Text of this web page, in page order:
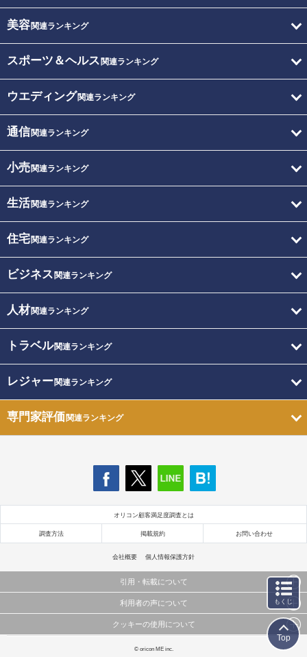
美容関連ランキング
スポーツ＆ヘルス 関連ランキング
ウエディング関連ランキング
通信関連ランキング
小売関連ランキング
生活関連ランキング
住宅関連ランキング
ビジネス 関連ランキング
人材関連ランキング
トラベル関連ランキング
レジャー関連ランキング
専門家評価関連ランキング
オリコン顧客満足度調査とは
調査方法 掲載規約 お問い合わせ
会社概要 個人情報保護方針
引用・転載について
当サイトで公開されている情報（文字、写真、イラスト、画像データ等）及びこれらの配置・
これらの情報を権利者の許可なく無断転載・複製などの二次利用を行うことは固く禁じており
利用者の声について
当サイトに掲載している内容はすべてサービスの利用者が提出された見解・感想です。
弊社の見解・ 意見ではないことをご理解いただいた上でご覧ください。
クッキーの使用について
このサイトでは Cookie を使用して、ユーザーに合わせたコンテンツや広告の表示、ソーシャル
© oricon ME inc.
もくじ
Top